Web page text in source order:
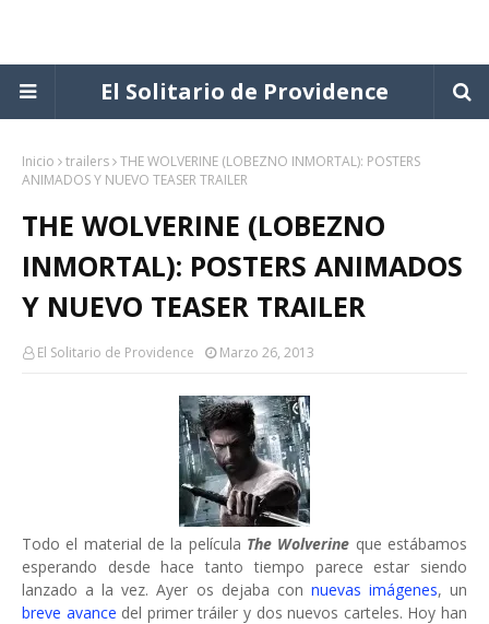
El Solitario de Providence
Inicio trailers THE WOLVERINE (LOBEZNO INMORTAL): POSTERS
ANIMADOS Y NUEVO TEASER TRAILER
THE WOLVERINE (LOBEZNO
INMORTAL): POSTERS ANIMADOS
Y NUEVO TEASER TRAILER
El Solitario de Providence Marzo 26, 2013
Todo el material de la película The Wolverine que estábamos
esperando desde hace tanto tiempo parece estar siendo
lanzado a la vez. Ayer os dejaba con nuevas imágenes, un
breve avance del primer tráiler y dos nuevos carteles. Hoy han